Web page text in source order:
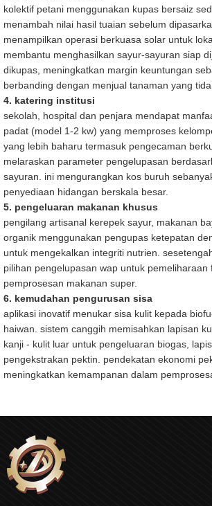
kolektif petani menggunakan kupas bersaiz
menambah nilai hasil tuaian sebelum
menampilkan operasi berkuasa solar untuk
membantu menghasilkan sayur-sayuran siap
dikupas, meningkatkan margin keuntungan
berbanding dengan menjual tanaman yang
4. katering institusi
sekolah, hospital dan penjara mendapat
padat (model 1-2 kw) yang memproses
yang lebih baharu termasuk pengecaman
melaraskan parameter pengelupasan
sayuran. ini mengurangkan kos buruh
penyediaan hidangan berskala besar.
5. pengeluaran makanan khusus
pengilang artisanal kerepek sayur, makanan
organik menggunakan pengupas ketepatan
untuk mengekalkan integriti nutrien.
pilihan pengelupasan wap untuk pemeliharaan
pemprosesan makanan super.
6. kemudahan pengurusan sisa
aplikasi inovatif menukar sisa kulit kepada
haiwan. sistem canggih memisahkan lapisan
kanji - kulit luar untuk pengeluaran biogas,
pengekstrakan pektin. pendekatan ekonomi
meningkatkan kemampanan dalam